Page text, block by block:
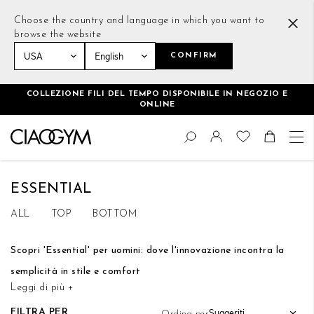
Choose the country and language in which you want to
browse the website
CONFIRM
COLLEZIONE FILI DEL TEMPO DISPONIBILE IN NEGOZIO E
ONLINE
Salta
contenuto
Cambia
Cerca
ESSENTIAL
ALL TOP BOTTOM
Scopri 'Essential' per uomini: dove l'innovazione incontra la
semplicità in stile e comfort
Leggi di più +